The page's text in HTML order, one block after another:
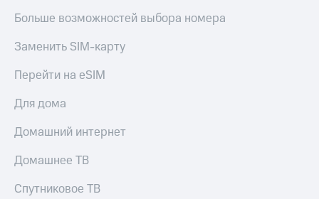
Больше возможностей выбора номера
Заменить SIM-карту
Перейти на eSIM
Для дома
Домашний интернет
Домашнее ТВ
Спутниковое ТВ